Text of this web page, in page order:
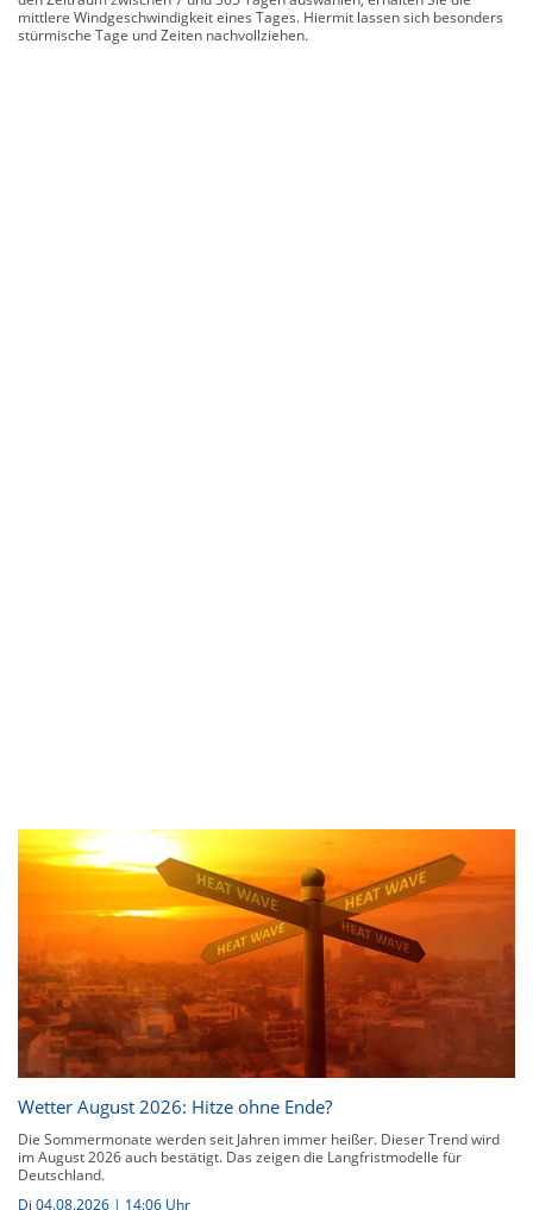
mittlere Windgeschwindigkeit eines Tages. Hiermit lassen sich besonders
stürmische Tage und Zeiten nachvollziehen.
Wetter August 2026: Hitze ohne Ende?
Die Sommermonate werden seit Jahren immer heißer. Dieser Trend wird
im August 2026 auch bestätigt. Das zeigen die Langfristmodelle für
Deutschland.
Di 04.08.2026 | 14:06 Uhr